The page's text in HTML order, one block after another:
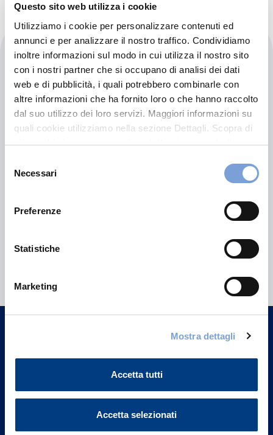
Questo sito web utilizza i cookie
Utilizziamo i cookie per personalizzare contenuti ed
annunci e per analizzare il nostro traffico. Condividiamo
inoltre informazioni sul modo in cui utilizza il nostro sito
con i nostri partner che si occupano di analisi dei dati
web e di pubblicità, i quali potrebbero combinarle con
altre informazioni che ha fornito loro o che hanno raccolto
dal suo utilizzo dei loro servizi. Maggiori informazioni su
quali cookie utilizziamo nella sezione Dettagli. Scopra di
più su chi siamo, come può contattarci e come trattiamo i
può trovare nel footer del sito nella sezione "Informativa
delNecessari
Preferenze
Statistiche
Marketing
Mostra dettagli
Accetta tutti
Accetta selezionati
Maestri Spa
Via Bottego 16
14100 Asti (AT)
informazioni?
Trova l'Agenzia più vicina a te e parla con
un nostro Agente.